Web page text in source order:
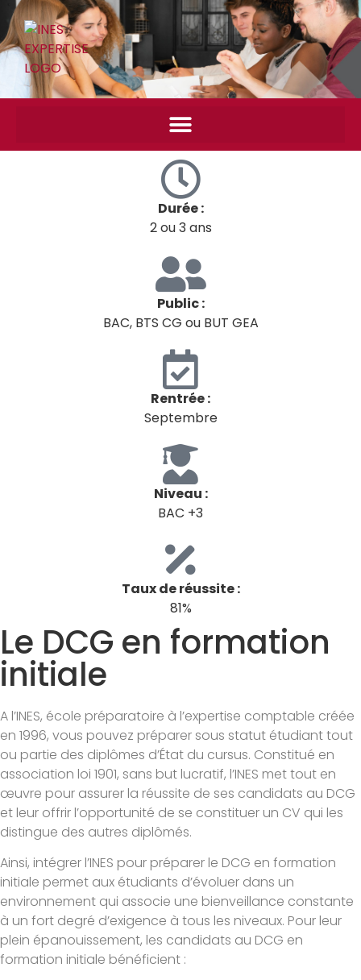
Durée :
2 ou 3 ans
Public :
BAC, BTS CG ou BUT GEA
Rentrée :
Septembre
Niveau :
BAC +3
Taux de réussite :
81%
Le DCG en formation
initiale
A l’INES, école préparatoire à l’expertise comptable créée
en 1996, vous pouvez préparer sous statut étudiant tout
ou partie des diplômes d’État du cursus. Constitué en
association loi 1901, sans but lucratif, l’INES met tout en
œuvre pour assurer la réussite de ses candidats au DCG
et leur offrir l’opportunité de se constituer un CV qui les
distingue des autres diplômés.
Ainsi, intégrer l’INES pour préparer le DCG en formation
initiale permet aux étudiants d’évoluer dans un
environnement qui associe une bienveillance constante
à un fort degré d’exigence à tous les niveaux. Pour leur
plein épanouissement, les candidats au DCG en
formation initiale bénéficient :